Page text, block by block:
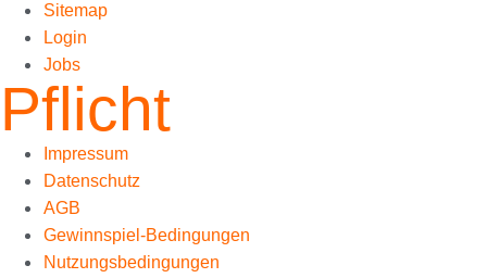
Sitemap
Login
Jobs
Pflicht
Impressum
Datenschutz
AGB
Gewinnspiel-Bedingungen
Nutzungsbedingungen